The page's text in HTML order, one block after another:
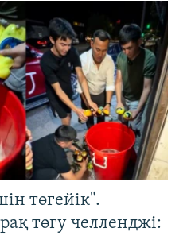
төгейік".
төгу челленджі: